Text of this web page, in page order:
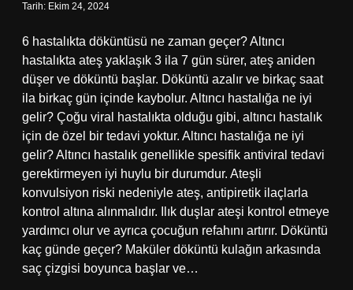
Tarih: Ekim 24, 2024
6 hastalıkta döküntüsü ne zaman geçer? Altıncı
hastalıkta ateş yaklaşık 3 ila 7 gün sürer, ateş aniden
düşer ve döküntü başlar. Döküntü azalır ve birkaç saat
ila birkaç gün içinde kaybolur. Altıncı hastalığa ne iyi
gelir? Çoğu viral hastalıkta olduğu gibi, altıncı hastalık
için de özel bir tedavi yoktur. Altıncı hastalığa ne iyi
gelir? Altıncı hastalık genellikle spesifik antiviral tedavi
gerektirmeyen iyi huylu bir durumdur. Ateşli
konvulsiyon riski nedeniyle ateş, antipiretik ilaçlarla
kontrol altına alınmalıdır. Ilık duşlar ateşi kontrol etmeye
yardımcı olur ve ayrıca çocuğun refahını artırır. Döküntü
kaç günde geçer? Maküler döküntü kulağın arkasında
saç çizgisi boyunca başlar ve…